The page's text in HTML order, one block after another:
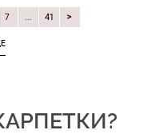
7 ... 41